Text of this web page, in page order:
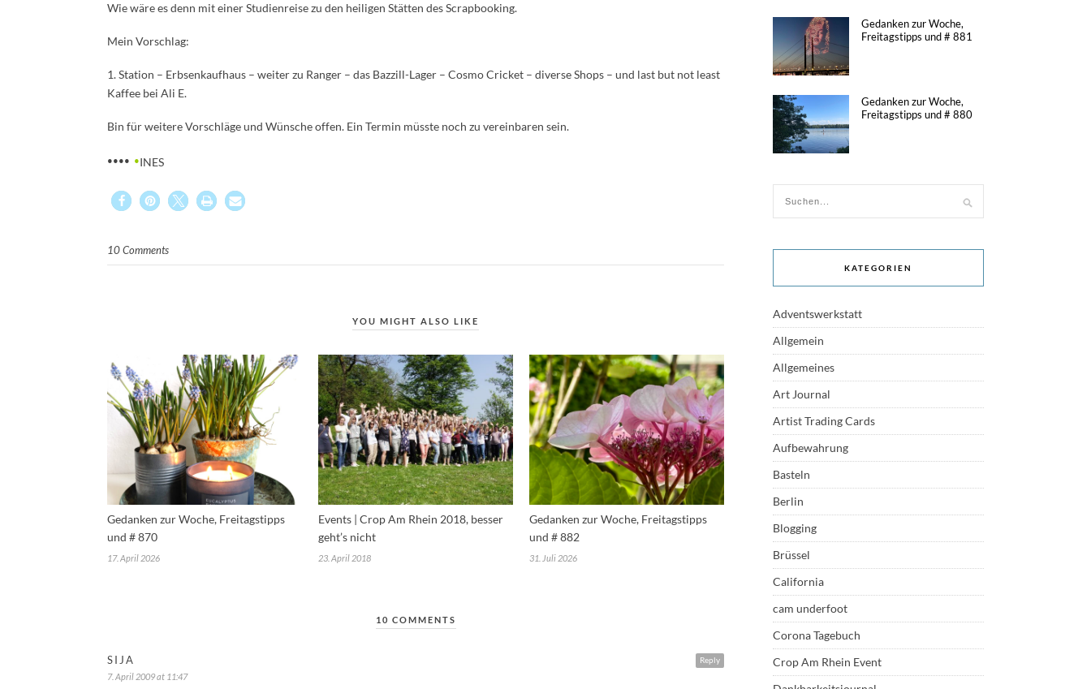
Wie wäre es denn mit einer Studienreise zu den heiligen Stätten des Scrapbooking.
Mein Vorschlag:
1. Station – Erbsenkaufhaus – weiter zu Ranger – das Bazzill-Lager – Cosmo Cricket – diverse Shops – und last but not least
Kaffee bei Ali E.
Bin für weitere Vorschläge und Wünsche offen. Ein Termin müsste noch zu vereinbaren sein.
•••• •INES
10 Comments
YOU MIGHT ALSO LIKE
Gedanken zur Woche, Freitagstipps
und # 870
17. April 2026
Events | Crop Am Rhein 2018, besser
geht’s nicht
23. April 2018
Gedanken zur Woche, Freitagstipps
und # 882
31. Juli 2026
10 COMMENTS
Reply
SIJA
7. April 2009 at 11:47
Gedanken zur Woche,
Freitagstipps und # 881
Gedanken zur Woche,
Freitagstipps und # 880
KATEGORIEN
Adventswerkstatt
Allgemein
Allgemeines
Art Journal
Artist Trading Cards
Aufbewahrung
Basteln
Berlin
Blogging
Brüssel
California
cam underfoot
Corona Tagebuch
Crop Am Rhein Event